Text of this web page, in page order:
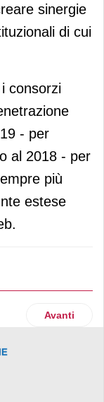
sinergie
di cui
consorzi
- per
al 2018 - per
più
estese
Articolo
Avanti